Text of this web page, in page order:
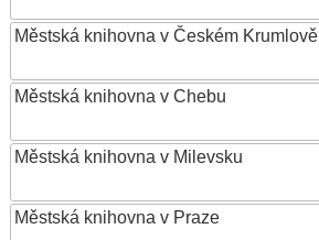
Městská knihovna v Českém Krumlově
Městská knihovna v Chebu
Městská knihovna v Milevsku
Městská knihovna v Praze